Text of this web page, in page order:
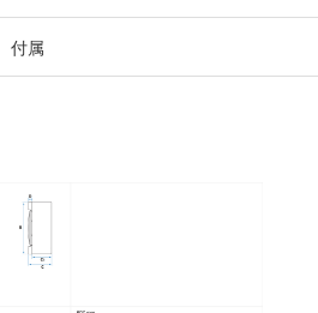
付属